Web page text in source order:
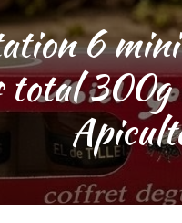
6
total